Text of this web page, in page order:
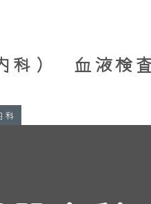
科） 血液検
科